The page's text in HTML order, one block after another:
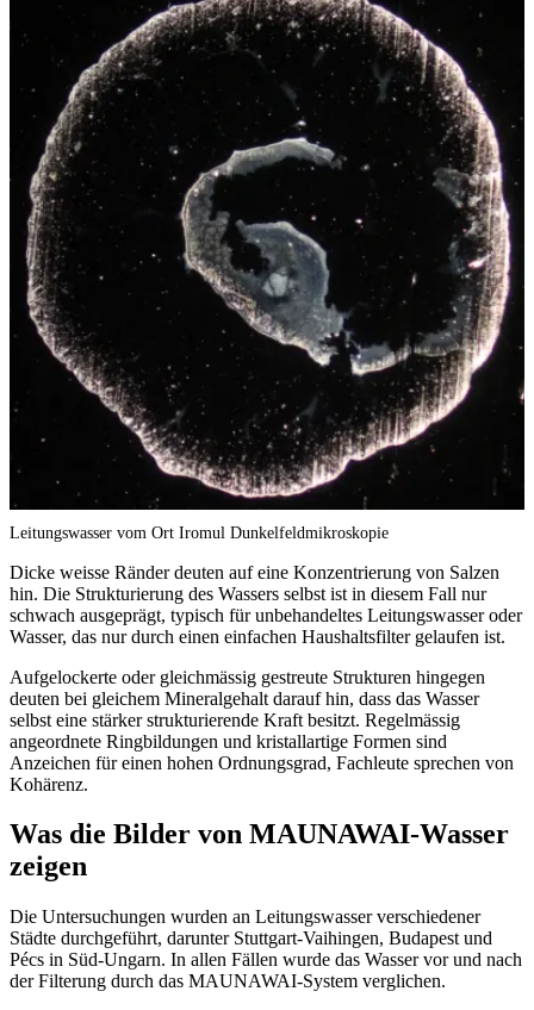
Leitungswasser vom Ort Iromul Dunkelfeldmikroskopie
Dicke weisse Ränder deuten auf eine Konzentrierung von Salzen
hin. Die Strukturierung des Wassers selbst ist in diesem Fall nur
schwach ausgeprägt, typisch für unbehandeltes Leitungswasser oder
Wasser, das nur durch einen einfachen Haushaltsfilter gelaufen ist.
Aufgelockerte oder gleichmässig gestreute Strukturen hingegen
deuten bei gleichem Mineralgehalt darauf hin, dass das Wasser
selbst eine stärker strukturierende Kraft besitzt. Regelmässig
angeordnete Ringbildungen und kristallartige Formen sind
Anzeichen für einen hohen Ordnungsgrad, Fachleute sprechen von
Kohärenz.
Was die Bilder von MAUNAWAI-Wasser
zeigen
Die Untersuchungen wurden an Leitungswasser verschiedener
Städte durchgeführt, darunter Stuttgart-Vaihingen, Budapest und
Pécs in Süd-Ungarn. In allen Fällen wurde das Wasser vor und nach
der Filterung durch das MAUNAWAI-System verglichen.